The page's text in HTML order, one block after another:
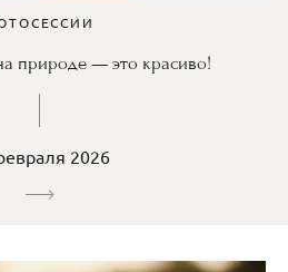
природе — это красиво!
2026